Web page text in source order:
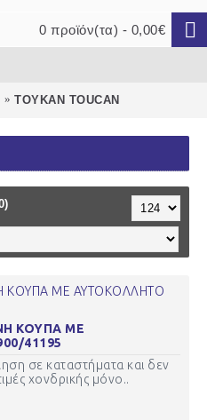
0 προϊόν(τα) - 0,00€
ΤΟΥΚΑΝ TOUCAN
ΚΟΥΠΑ ΜΕ
41195
σε καταστήματα και δεν
χονδρικής μόνο..